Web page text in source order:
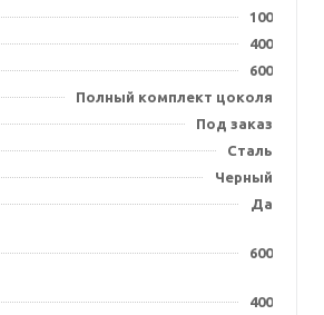
100
400
600
Полный комплект цоколя
Под заказ
Сталь
Черный
Да
600
400